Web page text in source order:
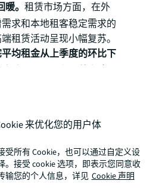
。 租赁市场方面，在外
求和本地租客稳定需求的
租赁活动呈现小幅复苏。
均租金从上季度的环比下
涨0.2%，录得平均租金
米每月。
究部住宅市场负责人盛秀
年高端住宅供应量将保
型需求依然强劲，全年高
持续良好势头。”短期内
边际宽松的情况下，预计
进一步上涨。高端二手市
来优化您的用户体
受所有 Cookie，也可以通过自定义设
。接受 cookie 选项，即表示您同意收
输您的个人信息，详见 Cookie 声明